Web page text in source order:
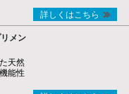
詳しくはこちら
メン
天然
能性